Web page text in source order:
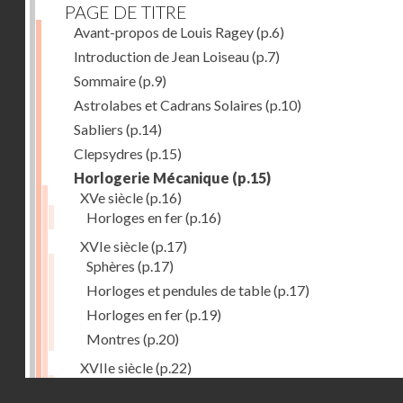
PAGE DE TITRE
Avant-propos de Louis Ragey(p.6)
Introduction de Jean Loiseau(p.7)
Sommaire(p.9)
Astrolabes et Cadrans Solaires (p.10)
Sabliers (p.14)
Clepsydres (p.15)
Horlogerie Mécanique (p.15)
XVe siècle(p.16)
Horloges en fer(p.16)
XVIe siècle(p.17)
Sphères (p.17)
Horloges et pendules de table(p.17)
Horloges en fer(p.19)
Montres (p.20)
XVIIe siècle(p.22)